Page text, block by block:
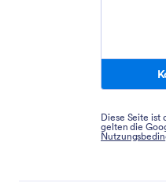
Diese Seite ist
gelten die